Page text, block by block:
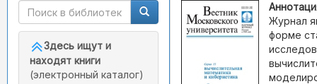
Здесь ищут и
находят книги
(электронный каталог)
Журнал
форме